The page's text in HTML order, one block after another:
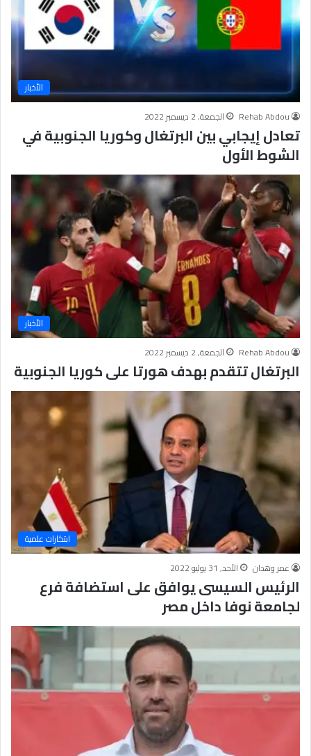
الأخبار
Rehab Abdou
الجمعة, 2 ديسمبر 2022
تعادل إيجابي بين البرتغال وكوريا الجنوبية في
الشوط الأول
الأخبار
Rehab Abdou
الجمعة, 2 ديسمبر 2022
البرتغال تتقدم بهدف هورتا على كوريا الجنوبية
ابتكارات علمية
عمر وهدان
الأحد, 31 يوليو 2022
الرئيس السيسى يوافق على استضافة فرع
لجامعة نوفا داخل مصر